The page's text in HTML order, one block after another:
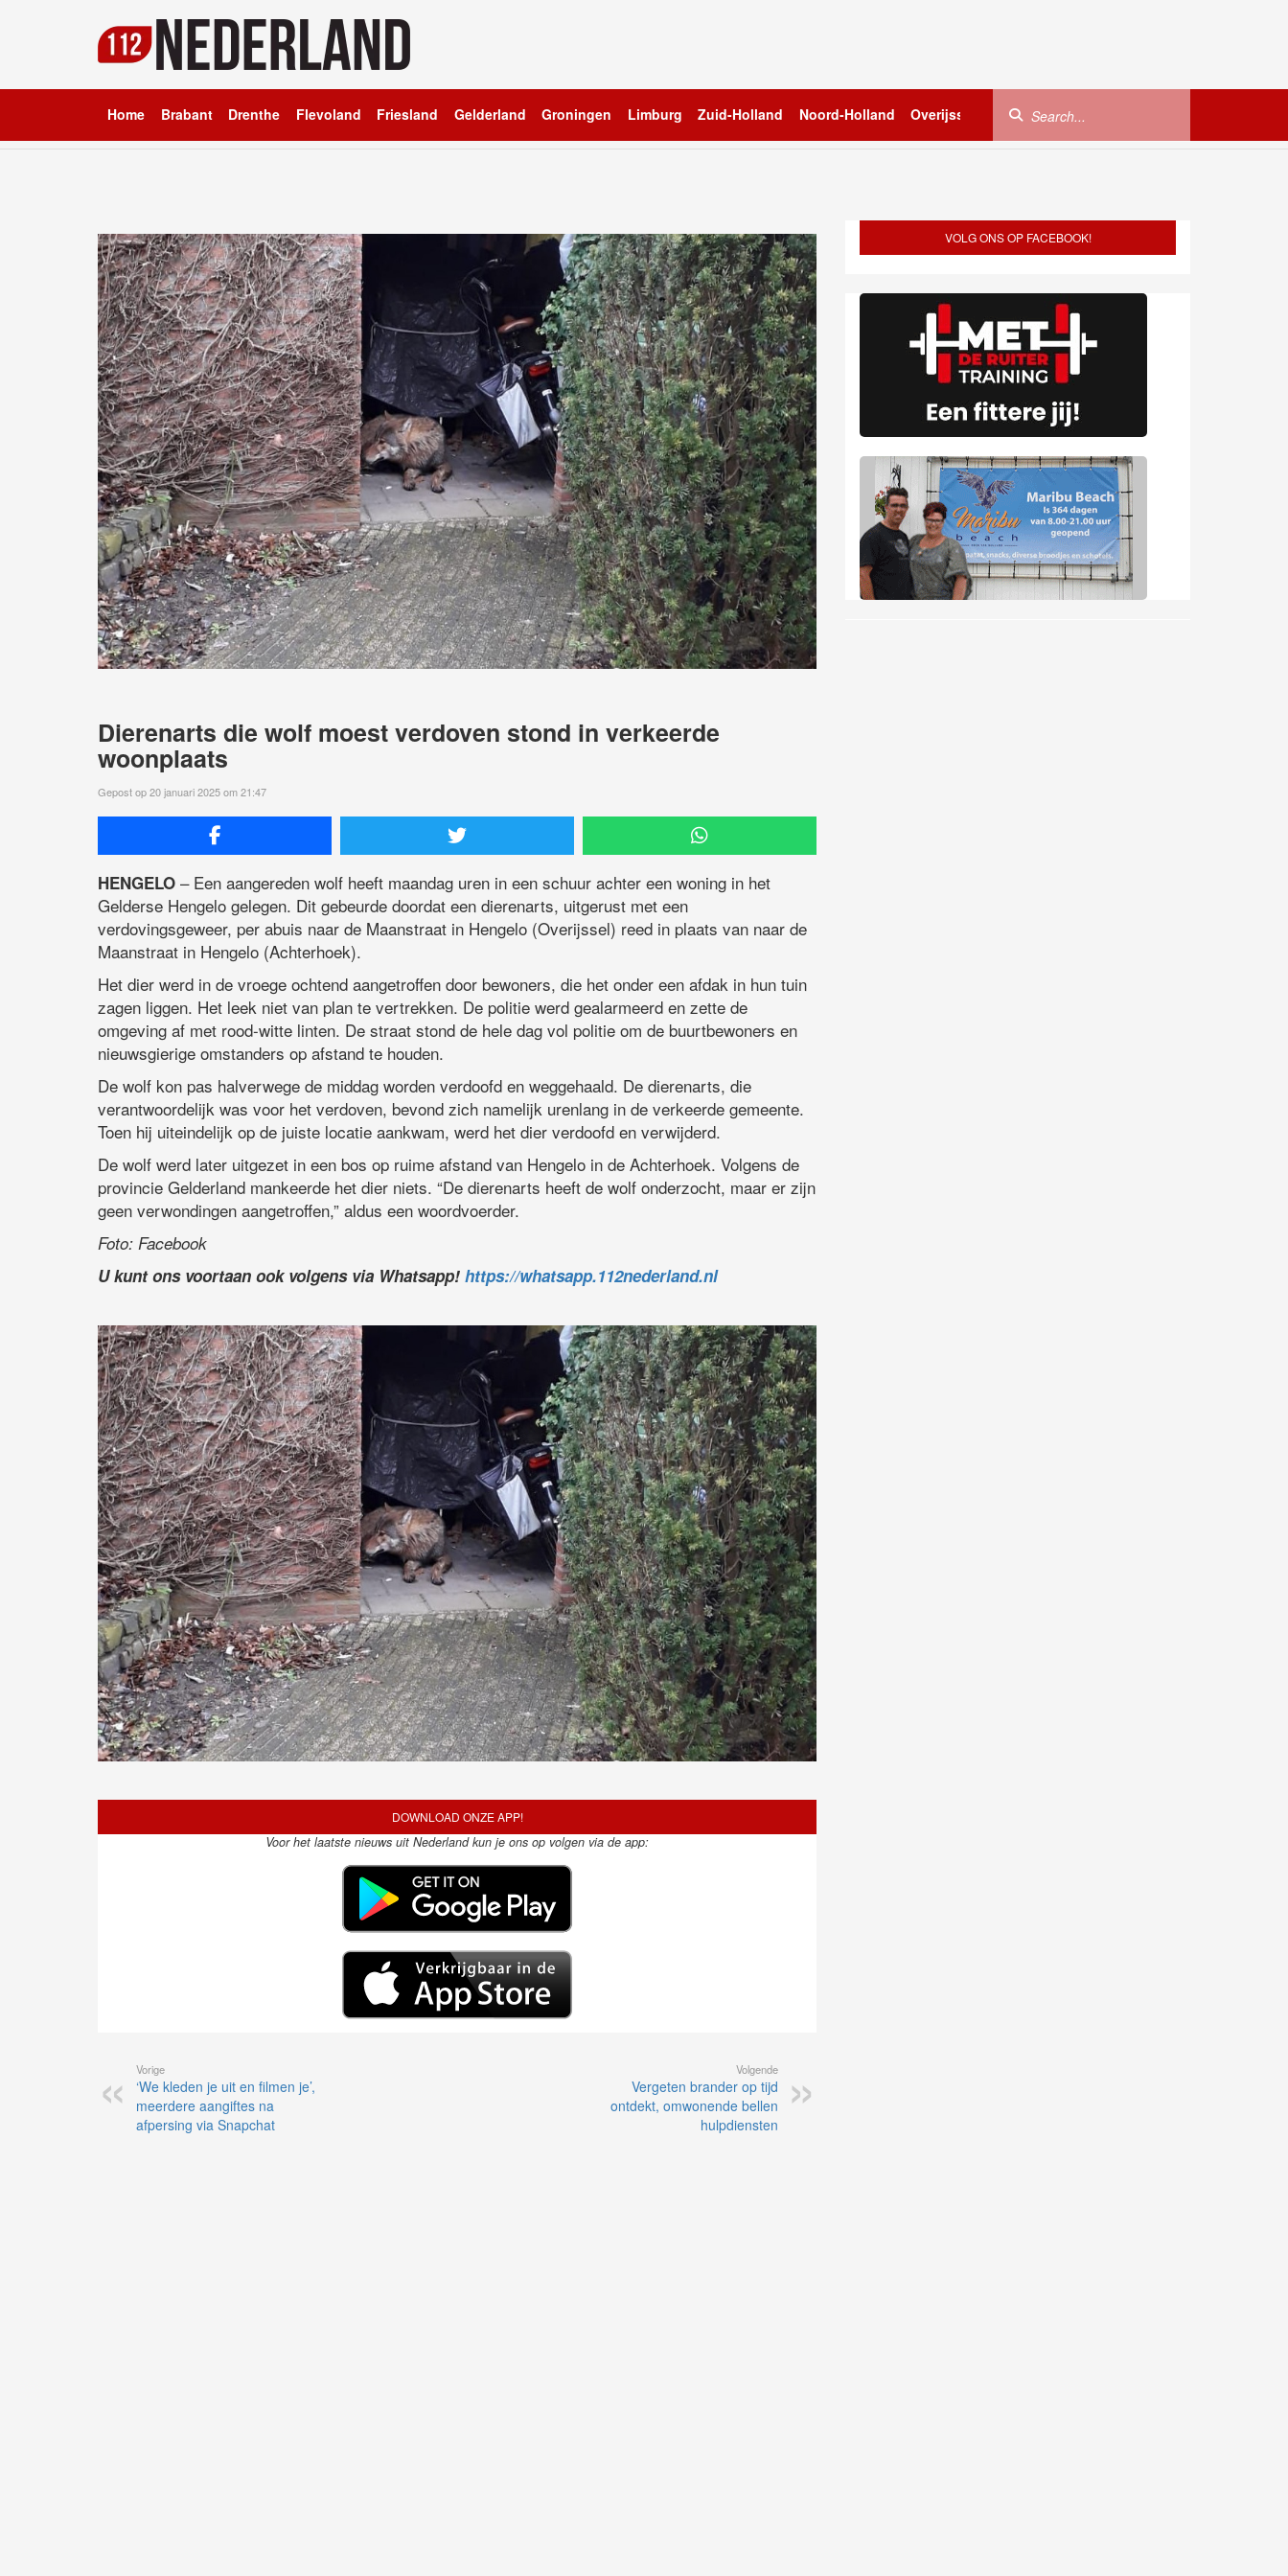
Home Brabant Drenthe Flevoland Friesland Gelderland Groningen Limburg Zuid-Holland Noord-Holland Overijssel Utrecht Zeeland
Dierenarts die wolf moest verdoven stond in verkeerde
woonplaats
Gepost op 20 januari 2025 om 21:47
HENGELO – Een aangereden wolf heeft maandag uren in een schuur achter een woning in het
Gelderse Hengelo gelegen. Dit gebeurde doordat een dierenarts, uitgerust met een
verdovingsgeweer, per abuis naar de Maanstraat in Hengelo (Overijssel) reed in plaats van naar de
Maanstraat in Hengelo (Achterhoek).
Het dier werd in de vroege ochtend aangetroffen door bewoners, die het onder een afdak in hun tuin
zagen liggen. Het leek niet van plan te vertrekken. De politie werd gealarmeerd en zette de
omgeving af met rood-witte linten. De straat stond de hele dag vol politie om de buurtbewoners en
nieuwsgierige omstanders op afstand te houden.
De wolf kon pas halverwege de middag worden verdoofd en weggehaald. De dierenarts, die
verantwoordelijk was voor het verdoven, bevond zich namelijk urenlang in de verkeerde gemeente.
Toen hij uiteindelijk op de juiste locatie aankwam, werd het dier verdoofd en verwijderd.
De wolf werd later uitgezet in een bos op ruime afstand van Hengelo in de Achterhoek. Volgens de
provincie Gelderland mankeerde het dier niets. “De dierenarts heeft de wolf onderzocht, maar er zijn
geen verwondingen aangetroffen,” aldus een woordvoerder.
Foto: Facebook
U kunt ons voortaan ook volgens via Whatsapp! https://whatsapp.112nederland.nl
DOWNLOAD ONZE APP!
Voor het laatste nieuws uit Nederland kun je ons op volgen via de app:
Vorige
‘We kleden je uit en filmen je’,
meerdere aangiftes na
afpersing via Snapchat
Volgende
Vergeten brander op tijd
ontdekt, omwonende bellen
hulpdiensten
VOLG ONS OP FACEBOOK!